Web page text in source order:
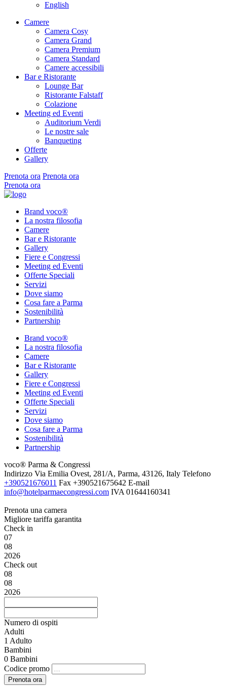
English
Camere
Camera Cosy
Camera Grand
Camera Premium
Camera Standard
Camere accessibili
Bar e Ristorante
Lounge Bar
Ristorante Falstaff
Colazione
Meeting ed Eventi
Auditorium Verdi
Le nostre sale
Banqueting
Offerte
Gallery
Prenota ora Prenota ora
Prenota ora
Brand voco®
La nostra filosofia
Camere
Bar e Ristorante
Gallery
Fiere e Congressi
Meeting ed Eventi
Offerte Speciali
Servizi
Dove siamo
Cosa fare a Parma
Sostenibilità
Partnership
Brand voco®
La nostra filosofia
Camere
Bar e Ristorante
Gallery
Fiere e Congressi
Meeting ed Eventi
Offerte Speciali
Servizi
Dove siamo
Cosa fare a Parma
Sostenibilità
Partnership
voco® Parma & Congressi
Indirizzo Via Emilia Ovest, 281/A, Parma, 43126, Italy Telefono
+390521676011 Fax +390521675642 E-mail
info@hotelparmaecongressi.com IVA 01644160341
Prenota una camera
Migliore tariffa garantita
Check in
07
08
2026
Check out
08
08
2026
Numero di ospiti
Adulti
1 Adulto
Bambini
0 Bambini
Codice promo